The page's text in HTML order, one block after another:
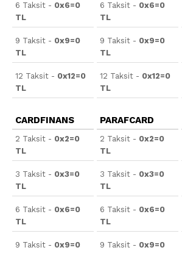
6 Taksit - 0x6=0
TL
9 Taksit - 0x9=0
TL
12 Taksit - 0x12=0
TL
6 Taksit - 0x6=0
TL
9 Taksit - 0x9=0
TL
12 Taksit - 0x12=0
TL
CARDFINANS
2 Taksit - 0x2=0
TL
3 Taksit - 0x3=0
TL
6 Taksit - 0x6=0
TL
9 Taksit - 0x9=0
PARAFCARD
2 Taksit - 0x2=0
TL
3 Taksit - 0x3=0
TL
6 Taksit - 0x6=0
TL
9 Taksit - 0x9=0